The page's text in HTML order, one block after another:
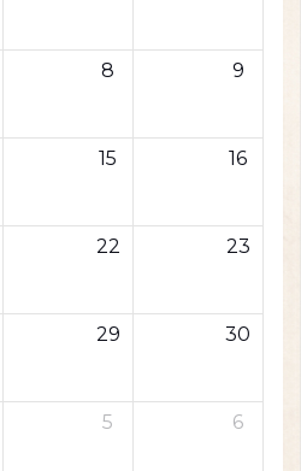
8 9
15 16
22 23
29 30
5 6